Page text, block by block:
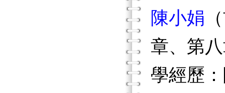
陳小娟
章、第
學經歷